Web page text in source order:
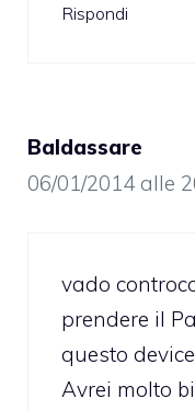
Rispondi
Baldassare
06/01/2014 alle
vado
prendere il
questo
Avrei molto